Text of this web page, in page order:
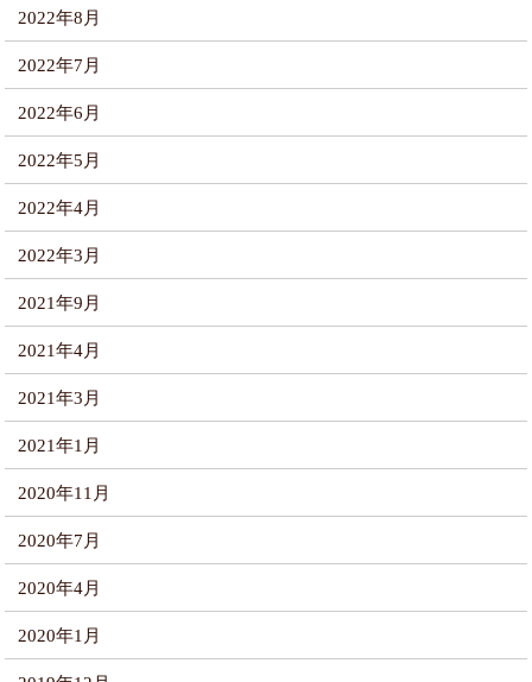
2022年8月
2022年7月
2022年6月
2022年5月
2022年4月
2022年3月
2021年9月
2021年4月
2021年3月
2021年1月
2020年11月
2020年7月
2020年4月
2020年1月